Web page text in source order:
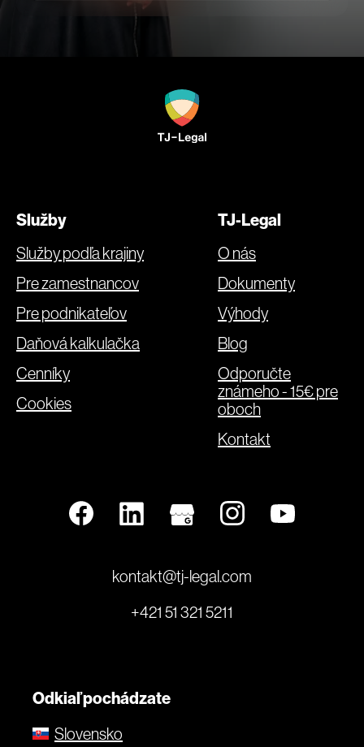
Služby
Služby podľa krajiny
Pre zamestnancov
Pre podnikateľov
Daňová kalkulačka
Cenníky
Cookies
TJ-Legal
O nás
Dokumenty
Výhody
Blog
Odporučte
známeho - 15€ pre
oboch
Kontakt
kontakt@tj-legal.com
+421 51 321 5211
Odkiaľ pochádzate
Slovensko